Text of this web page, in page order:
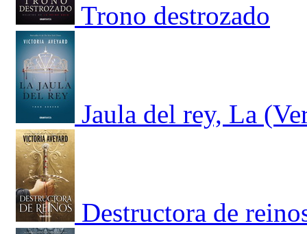
Trono destrozado
Jaula del rey, La
Destructora de